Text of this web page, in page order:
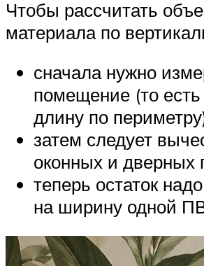
Чтобы рассчитать
материала по
сначала нужно
помещение (то есть
длину по
затем следует
оконных и дверных
теперь остаток
на ширину одной